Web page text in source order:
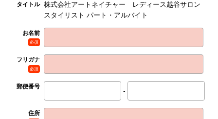
タイトル 株式会社アートネイチャー レディース越谷サロン
スタイリスト パート・アルバイト
お名前
必須
フリガナ
必須
郵便番号
-
住所